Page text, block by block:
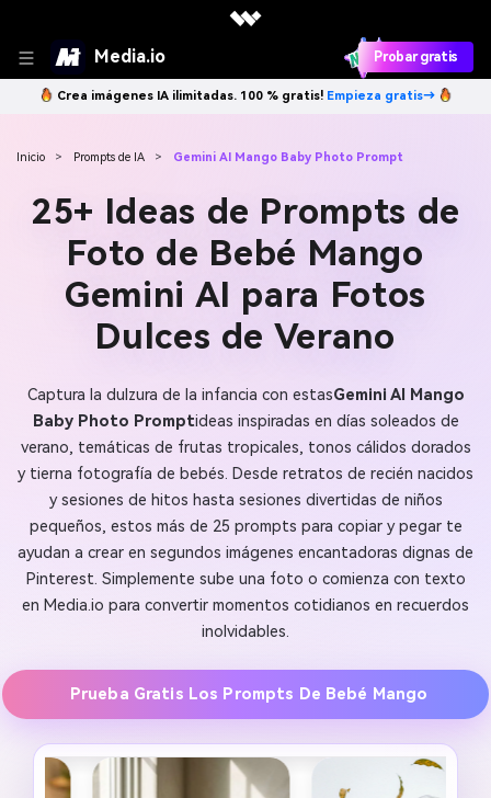
Media.io Probar gratis
Crea imágenes IA ilimitadas. 100 % gratis! Empieza gratis→
Inicio > Prompts de IA > Gemini AI Mango Baby Photo Prompt
25+ Ideas de Prompts de
Foto de Bebé Mango
Gemini AI para Fotos
Dulces de Verano
Captura la dulzura de la infancia con estasGemini AI Mango
Baby Photo Promptideas inspiradas en días soleados de
verano, temáticas de frutas tropicales, tonos cálidos dorados
y tierna fotografía de bebés. Desde retratos de recién nacidos
y sesiones de hitos hasta sesiones divertidas de niños
pequeños, estos más de 25 prompts para copiar y pegar te
ayudan a crear en segundos imágenes encantadoras dignas de
Pinterest. Simplemente sube una foto o comienza con texto
en Media.io para convertir momentos cotidianos en recuerdos
inolvidables.
Prueba Gratis Los Prompts De Bebé Mango